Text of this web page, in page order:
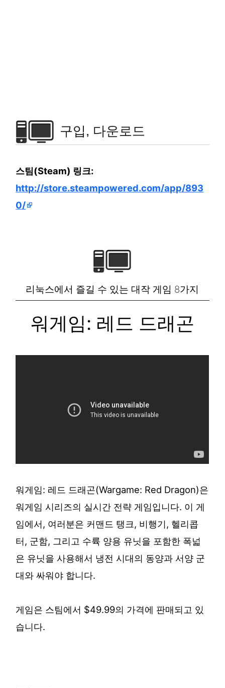
구입, 다운로드
스팀(Steam) 링크:
http://store.steampowered.com/app/893
0/
리눅스에서 즐길 수 있는 대작 게임 8가지
워게임: 레드 드래곤
워게임: 레드 드래곤(Wargame: Red Dragon)은
워게임 시리즈의 실시간 전략 게임입니다. 이 게
임에서, 여러분은 커맨드 탱크, 비행기, 헬리콥
터, 군함, 그리고 수륙 양용 유닛을 포함한 폭넓
은 유닛을 사용해서 냉전 시대의 동양과 서양 군
대와 싸워야 합니다.
게임은 스팀에서 $49.99의 가격에 판매되고 있
습니다.